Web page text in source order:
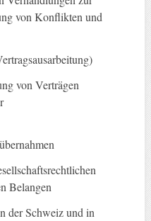
von Konflikten und
von Verträgen
Belangen
der Schweiz und in